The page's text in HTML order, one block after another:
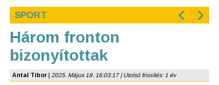
SPORT ‹ ›
Három fronton
bizonyítottak
Antal Tibor 2025. Május 18. 16:03:17 | Utolsó frissítés: 1 év